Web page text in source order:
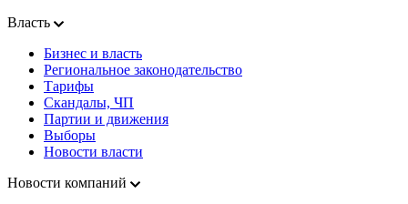
Власть
Бизнес и власть
Региональное законодательство
Тарифы
Скандалы, ЧП
Партии и движения
Выборы
Новости власти
Новости компаний